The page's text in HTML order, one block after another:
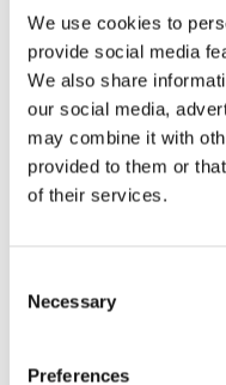
We use cookies to
provide social media
We also share
our social media,
may combine it with
provided to them or
of their services.
Selection
Necessary
Preferences
Kjøp produkt
Ekstra
Dekorasjonpriser